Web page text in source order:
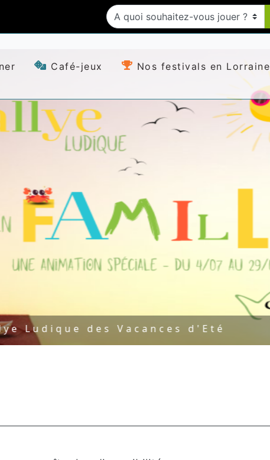
Café-jeux Nos festivals en Lorraine
des Vacances d'Eté